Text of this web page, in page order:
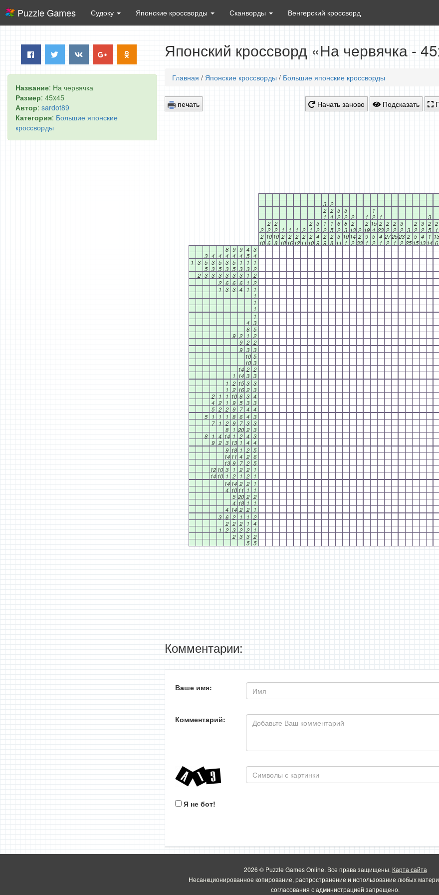
Puzzle Games Судоку Японские кроссворды Сканворды Венгерский кроссворд
Название: На червячка
Размер: 45x45
Автор: sardot89
Категория: Большие японские
кроссворды
Японский кроссворд «На червячка -
Главная / Японские кроссворды / Большие японские кроссворды
печать Начать заново Подсказать
3 2
2 2 3 3 1
1 4 2 2 2 1 2 1 3
2 2 2 3 1 1 6 8 2 2 15 2 2 2 3 2 3 2 2
2 2 2 1 1 1 2 1 2 2 5 2 3 13 2 19 4 23 2 2 2 3 2 2 5 1
2 10 10 2 2 2 2 2 4 2 2 3 10 14 2 9 5 4 272523 2 5 4 1 13
10 6 8 18 16 12 11 10 9 9 8 11 1 2 33 1 2 1 2 1 2 25 15 13 14 6
8 9 9 4 3
3 4 4 4 4 4 5 4
1 3 5 3 5 3 5 1 1
1
5 3 5 3 5 3 3 2
2 3 3 3 3 3 3 1 2
2 6 6 6 1 2
1 3 3 4 1
1
1
1
1
1
4 3
6 5
9 2 1 2
9 2 2
9 3 3
10 5
10 3
14 2 2
1 14 3 3
1 2 15 3 3
1 2 16 2 3
2
1 1 10 6 3 4
4 2 1 9 5 3 3
5 2 2 9 7 4 4
5
1 1 1 8 6 4 3
7
1 2 9 7 3 3
8
1 20 2 3
8
1 4 14 1 2 4 3
9 2 3 13 1 4 4
9 18 1 2 5
14 11 4 2 6
13 9 7 2 5
12 10 3 1 2 2
1
14 10 1 2 1 2
1
14 14 2 2
1
4 10 11 1
1
5 20 2 2
4 18 1
1
4 14 2 2
1
3 6 2 1 1 2
2 2 2 1 4
1 2 3 2 2
1
2 3 3 2
5 5
Комментарии:
Ваше имя:
Комментарий:
Я не бот!
2026 © Puzzle Games Online. Все права защищены. Карта сайта
Несанкционированное копирование, распространение и использование любых
согласования с администрацией запрещено.